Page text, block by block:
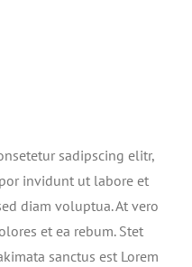
sadipscing elitr,
invidunt ut labore et
diam voluptua. At vero
et ea rebum. Stet
sanctus est Lorem